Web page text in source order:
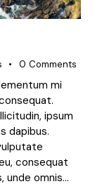
0 Comments
mi
ipsum
dapibus.
consequat
unde omnis…